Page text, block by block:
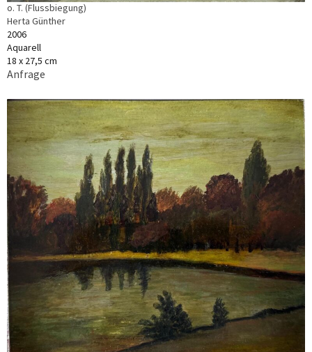
o. T. (Flussbiegung)
Herta Günther
2006
Aquarell
18 x 27,5 cm
Anfrage